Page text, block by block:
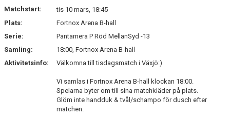
Matchstart:
tis 10 mars, 18:45
Plats:
Fortnox Arena B-hall
Serie:
Pantamera P Röd MellanSyd -13
Samling:
18:00, Fortnox Arena B-hall
Aktivitetsinfo:
Välkomna till tisdagsmatch i Växjö:)
Vi samlas i Fortnox Arena B-hall klockan 18:00.
Spelarna byter om till sina matchkläder på plats.
Glöm inte handduk & tvål/schampo för dusch efter
matchen.